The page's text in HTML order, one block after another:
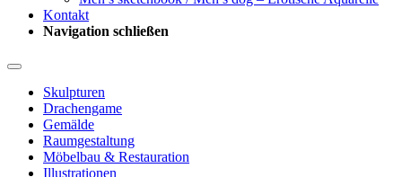
Kontakt
Navigation schließen
Skulpturen
Drachengame
Gemälde
Raumgestaltung
Möbelbau & Restauration
Illustrationen